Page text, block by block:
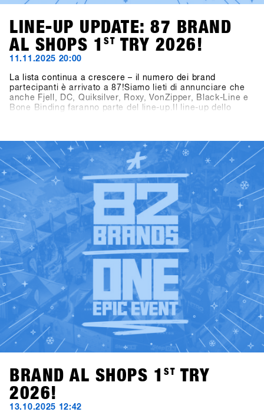
LINE-UP UPDATE: 87 BRAND
AL SHOPS 1
ST TRY 2026!
11.11.2025 20:00
La lista continua a crescere – il numero dei brand
partecipanti è arrivato a 87!Siamo lieti di annunciare che
anche Fjell, DC, Quiksilver, Roxy, VonZipper, Black-Line e
Bone Binding faranno parte del line-up.Il line-up dello
presenti al SHOPS 1
TRY 2026!👉 Scopri tutti i brand
partecipanti nella Brandlist aggiornata.
BRAND AL SHOPS 1 ST TRY
2026!
13.10.2025 12:42